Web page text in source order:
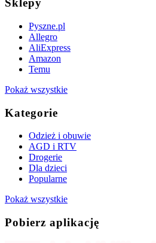
Sklepy
Pyszne.pl
Allegro
AliExpress
Amazon
Temu
Pokaż wszystkie
Kategorie
Odzież i obuwie
AGD i RTV
Drogerie
Dla dzieci
Popularne
Pokaż wszystkie
Pobierz aplikację